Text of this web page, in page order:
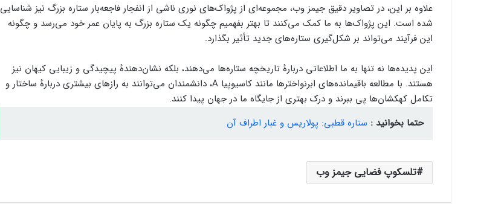
علاوه بر این، در تصاویر دقیق جیمز وب، مجموعه‌ای از پژواک‌های نوری ناشی از انفجار فاجعه‌بار ستاره بزرگ نیز شناسایی
شده است. این پژواک‌ها به ما کمک می‌کنند تا بهتر بفهمیم چگونه یک ستاره بزرگ به پایان عمر خود می‌رسد و چگونه
این فرآیند می‌تواند بر شکل‌گیری ستاره‌های جدید تأثیر بگذارد.
این پدیده‌ها نه تنها به ما اطلاعاتی دربارهٔ تاریخچه ستاره‌ها می‌دهند، بلکه نشان‌دهندهٔ پیچیدگی و زیبایی کیهان نیز
هستند. با مطالعه باقیمانده‌های ابرنواخترها مانند کاسیوپیا A، دانشمندان می‌توانند به رازهای بیشتری دربارهٔ ساختار و
تکامل کهکشان‌ها پی ببرند و درک بهتری از جایگاه ما در جهان پیدا کنند.
حتما بخوانید : ستاره قطبی: پولاریس و غبار اطراف آن
تلسکوپ فضایی جیمز وب
کشف پرانرژی‌ترین «ذره شبح» در اعماق دریا
تصمیم جدید ناسا برای فضانوردان سرگردان
در فضا